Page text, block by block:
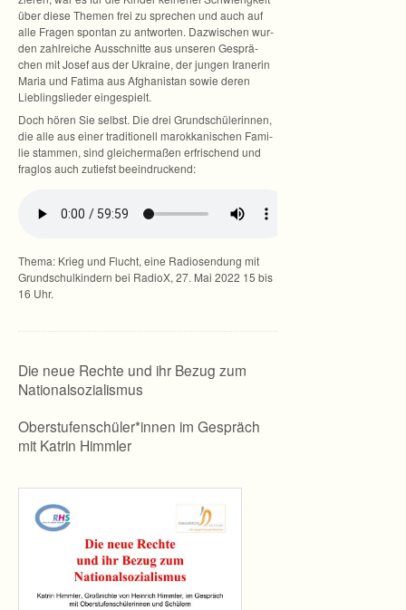
über diese The­men frei zu spre­chen und auch auf
alle Fra­gen spon­tan zu ant­wor­ten. Dazwi­schen wur­
den zahl­rei­che Aus­schnitte aus unse­ren Gesprä­
chen mit Josef aus der Ukraine, der jun­gen Ira­ne­rin
Maria und Fatima aus Afgha­nis­tan sowie deren
Lieb­lings­lie­der eingespielt.
Doch hören Sie selbst. Die drei Grund­schü­le­rin­nen,
die alle aus einer tra­di­tio­nell marok­ka­ni­schen Fami­
lie stam­men, sind glei­cher­ma­ßen erfri­schend und
frag­los auch zutiefst beeindruckend:
Thema: Krieg und Flucht, eine Radio­sen­dung mit
Grund­schul­kin­dern bei RadioX, 27. Mai 2022 15 bis
16 Uhr.
Die neue Rechte und ihr Bezug zum
Nationalsozialismus
Oberstufenschüler*innen im Gespräch
mit Kat­rin Himmler